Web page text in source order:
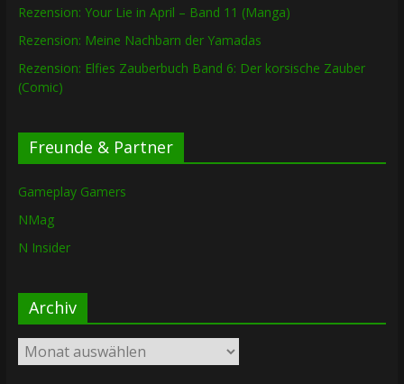
Rezension: Your Lie in April – Band 11 (Manga)
Rezension: Meine Nachbarn der Yamadas
Rezension: Elfies Zauberbuch Band 6: Der korsische Zauber
(Comic)
Freunde & Partner
Gameplay Gamers
NMag
N Insider
Archiv
Archiv